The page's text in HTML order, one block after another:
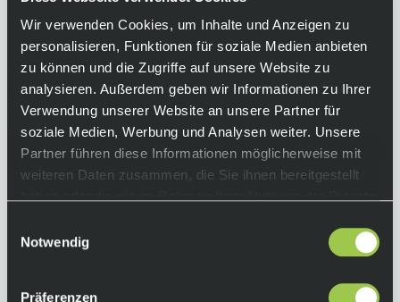
Wir verwenden Cookies, um Inhalte und Anzeigen zu
personalisieren, Funktionen für soziale Medien anbieten
zu können und die Zugriffe auf unsere Website zu
analysieren. Außerdem geben wir Informationen zu Ihrer
Verwendung unserer Website an unsere Partner für
soziale Medien, Werbung und Analysen weiter. Unsere
Partner führen diese Informationen möglicherweise mit
weiteren Daten zusammen, die Sie ihnen bereitgestellt
Notwendig
Präferenzen
7.999,00 € Sale
Auf Lager.
Lieferzeit: 4-10 Tage
Art.-Nr.: P113164
In den Warenkorb